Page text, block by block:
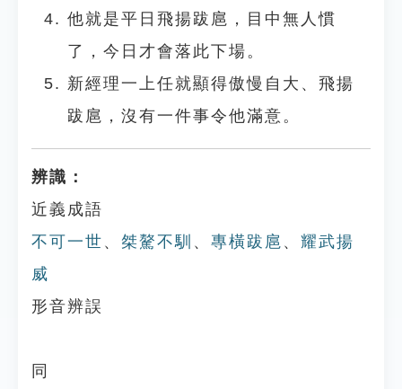
他就是平日飛揚跋扈，目中無人慣
了，今日才會落此下場。
新經理一上任就顯得傲慢自大、飛揚
跋扈，沒有一件事令他滿意。
辨識：
近義成語
不可一世 、 桀驁不馴 、 專橫跋扈 、 耀武揚
威
形音辨誤
同